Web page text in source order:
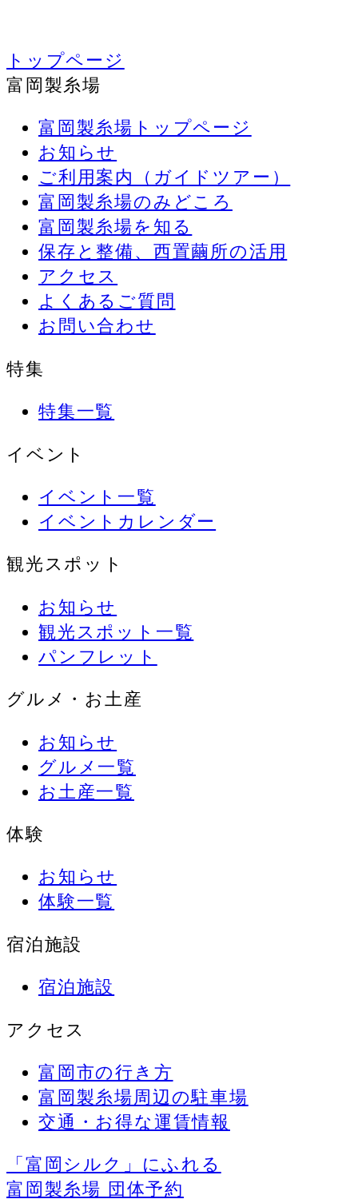
トップページ
富岡製糸場
富岡製糸場トップページ
お知らせ
ご利用案内（ガイドツアー）
富岡製糸場のみどころ
富岡製糸場を知る
保存と整備、西置繭所の活用
アクセス
よくあるご質問
お問い合わせ
特集
特集一覧
イベント
イベント一覧
イベントカレンダー
観光スポット
お知らせ
観光スポット一覧
パンフレット
グルメ・お土産
お知らせ
グルメ一覧
お土産一覧
体験
お知らせ
体験一覧
宿泊施設
宿泊施設
アクセス
富岡市の行き方
富岡製糸場周辺の駐車場
交通・お得な運賃情報
「富岡シルク」にふれる
富岡製糸場 団体予約